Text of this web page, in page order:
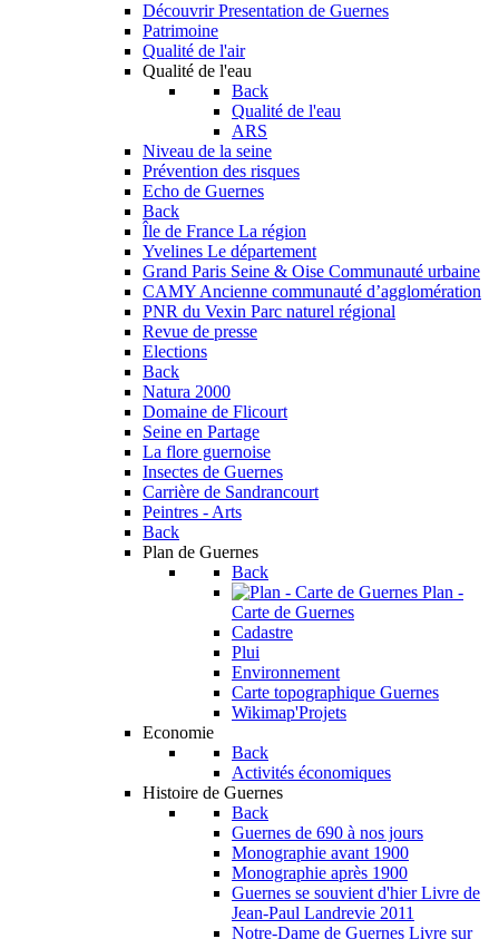
Découvrir Presentation de Guernes
Patrimoine
Qualité de l'air
Qualité de l'eau
Back
Qualité de l'eau
ARS
Niveau de la seine
Prévention des risques
Echo de Guernes
Back
Île de France La région
Yvelines Le département
Grand Paris Seine & Oise Communauté urbaine
CAMY Ancienne communauté d’agglomération
PNR du Vexin Parc naturel régional
Revue de presse
Elections
Back
Natura 2000
Domaine de Flicourt
Seine en Partage
La flore guernoise
Insectes de Guernes
Carrière de Sandrancourt
Peintres - Arts
Back
Plan de Guernes
Back
Plan -
Carte de Guernes
Cadastre
Plui
Environnement
Carte topographique Guernes
Wikimap'Projets
Economie
Back
Activités économiques
Histoire de Guernes
Back
Guernes de 690 à nos jours
Monographie avant 1900
Monographie après 1900
Guernes se souvient d'hier Livre de
Jean-Paul Landrevie 2011
Notre-Dame de Guernes Livre sur